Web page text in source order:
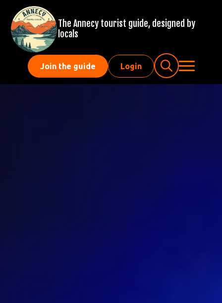
The Annecy tourist guide, designed by
locals
Join the guide Login